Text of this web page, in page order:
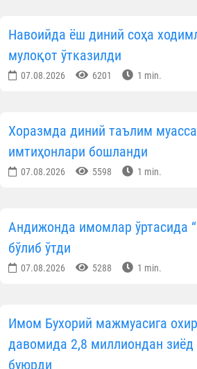
Навоийда ёш диний соҳа
мулоқот ўтказилди
07.08.2026 6201 1 min.
Хоразмда диний таълим
имтиҳонлари бошланди
07.08.2026 5598 1 min.
Андижонда имомлар ўртасида
бўлиб ўтди
07.08.2026 5288 1 min.
Имом Бухорий мажмуасига
давомида 2,8 миллиондан
буюрди